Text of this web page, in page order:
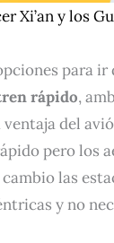
Xi’an y los
para ir
rápido,
del
pero los
las
y no